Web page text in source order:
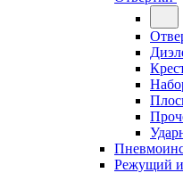
Режущий